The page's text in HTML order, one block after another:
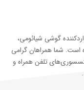
گوشی شیائومی،
است. شما همراهان گرامی
تلفن همراه و